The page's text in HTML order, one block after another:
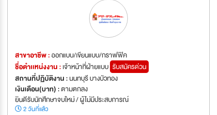
สาขาอาชีพ :ออกแบบ/เขียนแบบ/กราฟฟิค
ชื่อตำเเหน่งงาน : เจ้าหน้าที่ฝ่ายแบบ รับสมัครด่วน
สถานที่ปฏิบัติงาน :นนทบุรี บางบัวทอง
เงินเดือน(บาท) :ตามตกลง
ยินดีรับนักศึกษาจบใหม่ / ผู้ไม่มีประสบการณ์
2 วันที่แล้ว